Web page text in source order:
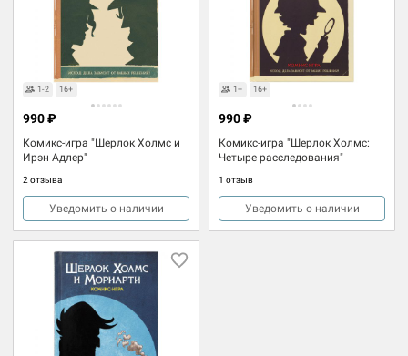
1-2 16+
Комикс-игра "Шерлок Холмс и
Ирэн Адлер"
2 отзыва
990 ₽
Уведомить о наличии
1+ 16+
Комикс-игра "Шерлок Холмс:
Четыре расследования"
1 отзыв
990 ₽
Уведомить о наличии